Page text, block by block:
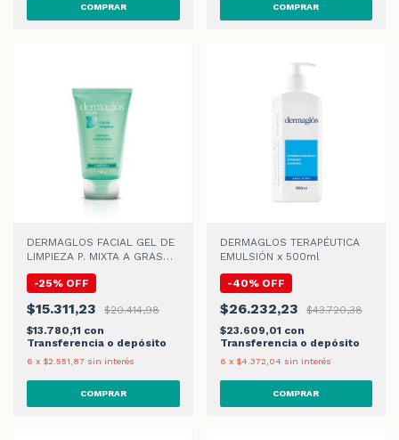
DERMAGLOS FACIAL GEL DE
LIMPIEZA P. MIXTA A GRASA
-25% OFF
$15.311,23
$20.414,98
$13.780,11 con
Transferencia o depósito
6 x $2.551,87 sin interés
DERMAGLOS TERAPÉUTICA
EMULSIÓN x 500ml
-40% OFF
$26.232,23
$43.720,38
$23.609,01 con
Transferencia o depósito
6 x $4.372,04 sin interés